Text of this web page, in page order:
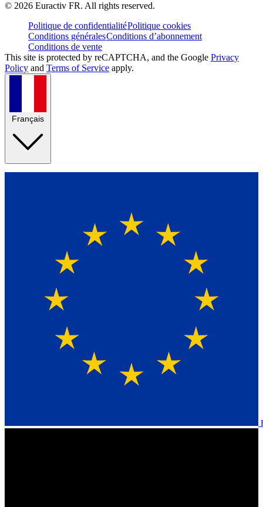
© 2026 Euractiv FR. All rights reserved.
Politique de confidentialitéPolitique cookies
Conditions généralesConditions d’abonnement
Conditions de vente
This site is protected by reCAPTCHA, and the Google Privacy
Policy and Terms of Service apply.
Français